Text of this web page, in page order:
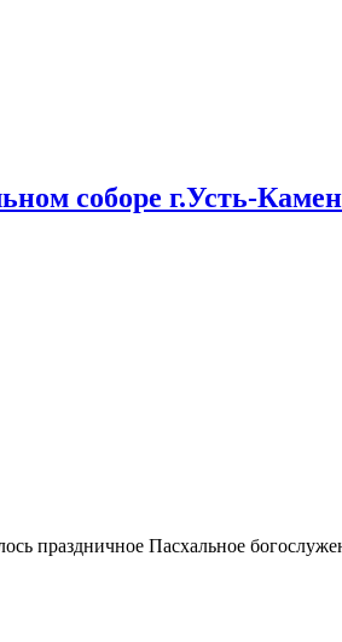
соборе г.Усть-
праздничное Пасхальное